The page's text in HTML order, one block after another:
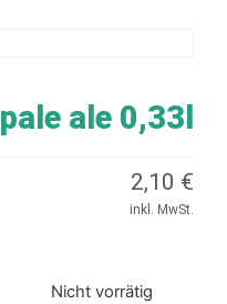
ale 0,33l
2,10 €
inkl. MwSt.
Nicht vorrätig